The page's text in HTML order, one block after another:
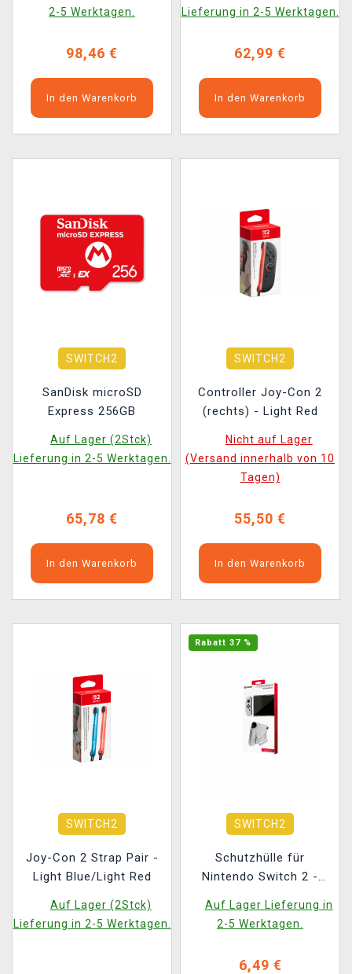
2-5 Werktagen.
98,46 €
In den Warenkorb
Lieferung in 2-5 Werktagen.
62,99 €
In den Warenkorb
SWITCH2
SanDisk microSD
Express 256GB
Auf Lager (2Stck)
Lieferung in 2-5 Werktagen.
65,78 €
In den Warenkorb
SWITCH2
Controller Joy-Con 2
(rechts) - Light Red
Nicht auf Lager
(Versand innerhalb von 10
Tagen)
55,50 €
In den Warenkorb
SWITCH2
Joy-Con 2 Strap Pair -
Light Blue/Light Red
Auf Lager (2Stck)
Lieferung in 2-5 Werktagen.
Rabatt 37 %
SWITCH2
Schutzhülle für
Nintendo Switch 2 -
Auf Lager Lieferung in
2-5 Werktagen.
6,49 €